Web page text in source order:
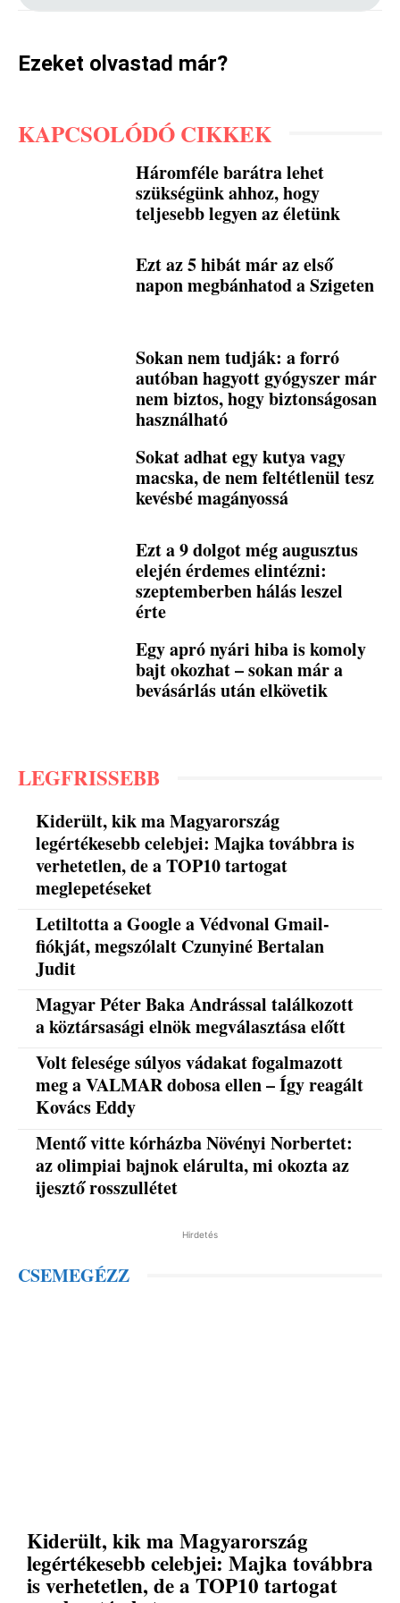
Ezeket olvastad már?
KAPCSOLÓDÓ CIKKEK
Háromféle barátra lehet
szükségünk ahhoz, hogy
teljesebb legyen az életünk
Ezt az 5 hibát már az első
napon megbánhatod a Szigeten
Sokan nem tudják: a forró
autóban hagyott gyógyszer már
nem biztos, hogy biztonságosan
használható
Sokat adhat egy kutya vagy
macska, de nem feltétlenül tesz
kevésbé magányossá
Ezt a 9 dolgot még augusztus
elején érdemes elintézni:
szeptemberben hálás leszel
érte
Egy apró nyári hiba is komoly
bajt okozhat – sokan már a
bevásárlás után elkövetik
LEGFRISSEBB
Kiderült, kik ma Magyarország
legértékesebb celebjei: Majka továbbra is
verhetetlen, de a TOP10 tartogat
meglepetéseket
Letiltotta a Google a Védvonal Gmail-
fiókját, megszólalt Czunyiné Bertalan
Judit
Magyar Péter Baka Andrással találkozott
a köztársasági elnök megválasztása előtt
Volt felesége súlyos vádakat fogalmazott
meg a VALMAR dobosa ellen – Így reagált
Kovács Eddy
Mentő vitte kórházba Növényi Norbertet:
az olimpiai bajnok elárulta, mi okozta az
ijesztő rosszullétet
Hirdetés
CSEMEGÉZZ
Kiderült, kik ma Magyarország
legértékesebb celebjei: Majka továbbra
is verhetetlen, de a TOP10 tartogat